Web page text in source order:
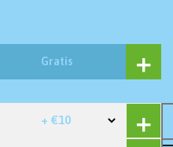
Gratis
+ €10